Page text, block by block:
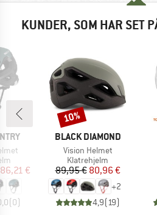
KUNDER, SOM HAR SET
pris
86,21 €
(0)
MÆRKE
BLACK DIAMOND
Artikel
Vision Helmet
Produktgruppe
Klatrehjelm
Pris
89,95 €Nedsat pris
80,96 €
+2
4,9( 19)
Rabat
10%